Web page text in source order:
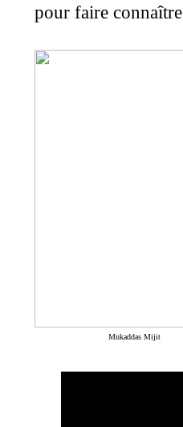
pour faire
Mukaddas Mijit